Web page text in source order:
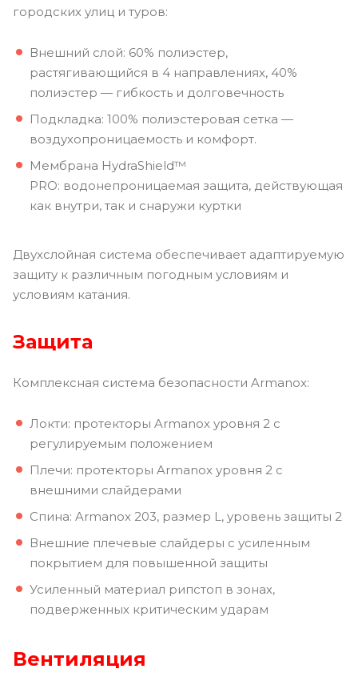
городских улиц и туров:
Внешний слой: 60% полиэстер,
растягивающийся в 4 направлениях, 40%
полиэстер — гибкость и долговечность
Подкладка: 100% полиэстеровая сетка —
воздухопроницаемость и комфорт.
Мембрана HydraShield™
PRO: водонепроницаемая защита, действующая
как внутри, так и снаружи куртки
Двухслойная система обеспечивает адаптируемую
защиту к различным погодным условиям и
условиям катания.
Защита
Комплексная система безопасности Armanox:
Локти: протекторы Armanox уровня 2 с
регулируемым положением
Плечи: протекторы Armanox уровня 2 с
внешними слайдерами
Спина: Armanox 203, размер L, уровень защиты 2
Внешние плечевые слайдеры с усиленным
покрытием для повышенной защиты
Усиленный материал рипстоп в зонах,
подверженных критическим ударам
Вентиляция